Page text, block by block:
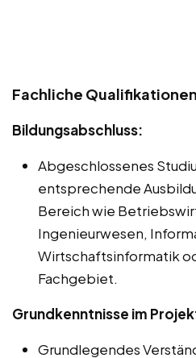
Fachliche
Bildungsabschluss:
Abgeschlossenes
entsprechende
Bereich wie
Ingenieurwesen,
Wirtschaftsinformatik
Fachgebiet.
Grundkenntnisse im
Grundlegendes